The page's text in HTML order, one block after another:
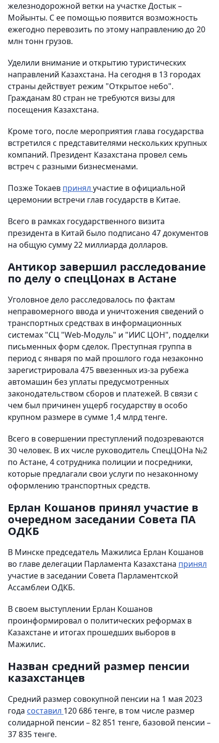
железнодорожной ветки на участке Достык –
Мойынты. С ее помощью появится возможность
ежегодно перевозить по этому направлению до 20
млн тонн грузов.
Уделили внимание и открытию туристических
направлений Казахстана. На сегодня в 13 городах
страны действует режим "Открытое небо".
Гражданам 80 стран не требуются визы для
посещения Казахстана.
Кроме того, после мероприятия глава государства
встретился с представителями нескольких крупных
компаний. Президент Казахстана провел семь
встреч с разными бизнесменами.
Позже Токаев принял участие в официальной
церемонии встречи глав государств в Китае.
Всего в рамках государственного визита
президента в Китай было подписано 47 документов
на общую сумму 22 миллиарда долларов.
Антикор завершил расследование
по делу о спецЦонах в Астане
Уголовное дело расследовалось по фактам
неправомерного ввода и уничтожения сведений о
транспортных средствах в информационных
системах "СЦ "Web-Модуль" и "ИИС ЦОН", подделки
письменных форм сделок. Преступная группа в
период с января по май прошлого года незаконно
зарегистрировала 475 ввезенных из-за рубежа
автомашин без уплаты предусмотренных
законодательством сборов и платежей. В связи с
чем был причинен ущерб государству в особо
крупном размере в сумме 1,4 млрд тенге.
Всего в совершении преступлений подозреваются
30 человек. В их числе руководитель СпецЦОНа №2
по Астане, 4 сотрудника полиции и посредники,
которые предлагали свои услуги по незаконному
оформлению транспортных средств.
Ерлан Кошанов принял участие в
очередном заседании Совета ПА
ОДКБ
В Минске председатель Мажилиса Ерлан Кошанов
во главе делегации Парламента Казахстана принял
участие в заседании Совета Парламентской
Ассамблеи ОДКБ.
В своем выступлении Ерлан Кошанов
проинформировал о политических реформах в
Казахстане и итогах прошедших выборов в
Мажилис.
Назван средний размер пенсии
казахстанцев
Средний размер совокупной пенсии на 1 мая 2023
года составил 120 686 тенге, в том числе размер
солидарной пенсии – 82 851 тенге, базовой пенсии –
37 835 тенге.